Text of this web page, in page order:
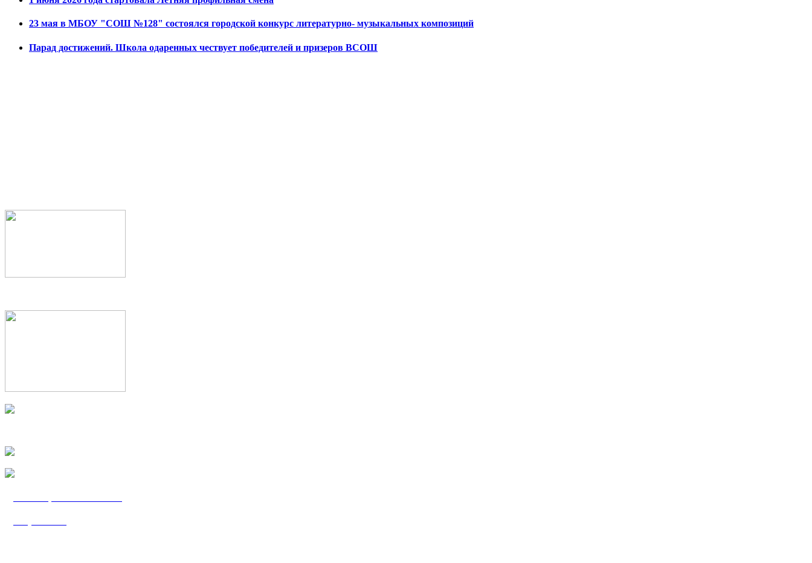
23 мая в МБОУ "СОШ №128" состоялся городской конкурс литературно- музыкальных композиций
Парад достижений. Школа одаренных чествует победителей и призеров ВСОШ